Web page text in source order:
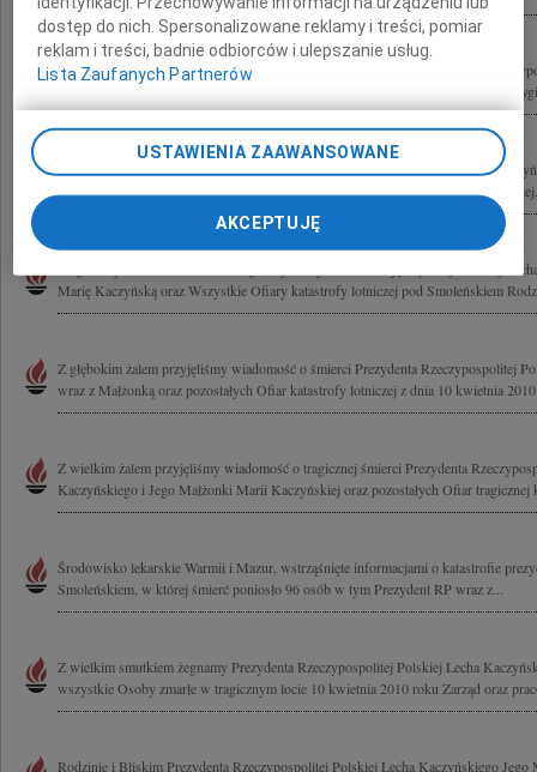
Z wielkim żalem żegnamy Pana Profesora Lecha Kaczyńskiego Prezydenta
jednocześnie wybitnego specjalistę prawa pracy, który wniósł istotny, twórczy i
10 kwietnia 2010 roku w katastrofie lotniczej pod Smoleńskiem zginęli Lech
Polskiej bp gen. ks. Tadeusz Płoski Ordynariusz Polowy Wojska Polskiego
Z ogromnym żalem i smutkiem żegnamy Prezydenta Rzeczypospolitej Polskiej
Marię Kaczyńską oraz Wszystkie Ofiary katastrofy lotniczej pod Smoleńskiem
Z głębokim żalem przyjęliśmy wiadomość o śmierci Prezydenta Rzeczypospolitej
wraz z Małżonką oraz pozostałych Ofiar katastrofy lotniczej z dnia 10 kwietnia
Z wielkim żalem przyjęliśmy wiadomość o tragicznej śmierci Prezydenta
Kaczyńskiego i Jego Małżonki Marii Kaczyńskiej oraz pozostałych Ofiar tragicznej
Środowisko lekarskie Warmii i Mazur, wstrząśnięte informacjami o katastrofie
Smoleńskiem, w której śmierć poniosło 96 osób w tym Prezydent RP wraz z...
Z wielkim smutkiem żegnamy Prezydenta Rzeczypospolitej Polskiej Lecha
wszystkie Osoby zmarłe w tragicznym locie 10 kwietnia 2010 roku Zarząd oraz
Rodzinie i Bliskim Prezydenta Rzeczypospolitej Polskiej Lecha Kaczyńskiego
dostęp do nich. Spersonalizowane reklamy i treści, pomiar
reklam i treści, badnie odbiorców i ulepszanie usług.
Lista Zaufanych Partnerów
USTAWIENIA ZAAWANSOWANE
AKCEPTUJĘ